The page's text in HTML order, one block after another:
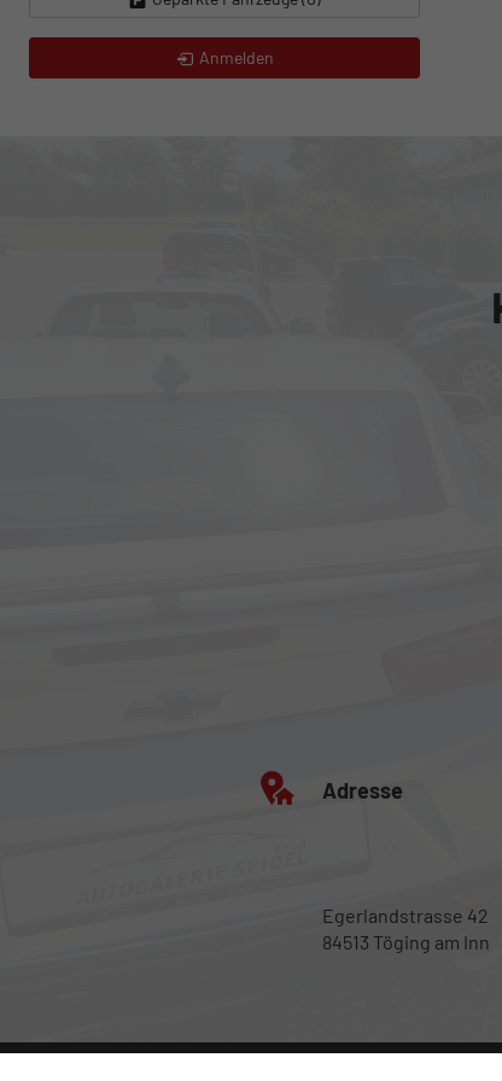
Anmelden
Adresse
Egerlandstrasse 42
84513 Töging am Inn